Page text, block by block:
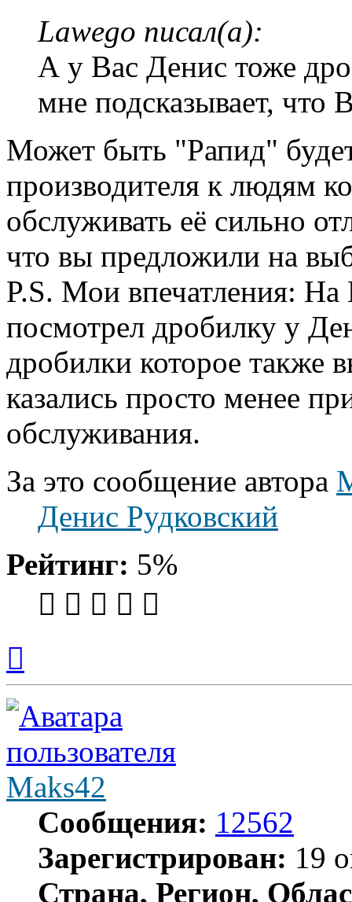
Lawego писал(а):
А у Вас Денис тоже
мне подсказывает, что
Может быть "Рапид"
производителя к людям
обслуживать её сильно
что вы предложили на
P.S. Мои впечатления: На
посмотрел дробилку у
дробилки которое также
казались просто менее
обслуживания.
За это сообщение автора
Денис Рудковский
Рейтинг: 5%
началу
Maks42
Сообщения: 12562
Зарегистрирован: 19
Страна, Регион,